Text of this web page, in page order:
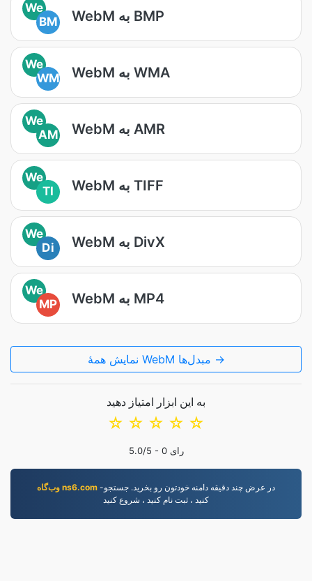
We
BM
WebM به BMP
We
WM
WebM به WMA
We
AM
WebM به AMR
We
TI
WebM به TIFF
We
Di
WebM به DivX
We
MP
WebM به MP4
نمایش همۀ WebM مبدل‌ها →
به این ابزار امتیاز دهید
☆
☆
☆
☆
☆
5.0/5 - 0 رای
وب‌گاه ns6.com -در عرض چند دقيقه دامنه خودتون رو بخريد. جستجو
کنيد ، ثبت نام کنيد ، شروع کنيد